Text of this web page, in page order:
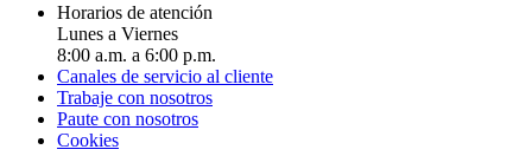
Horarios de atención
Lunes a Viernes
8:00 a.m. a 6:00 p.m.
Canales de servicio al cliente
Trabaje con nosotros
Paute con nosotros
Cookies